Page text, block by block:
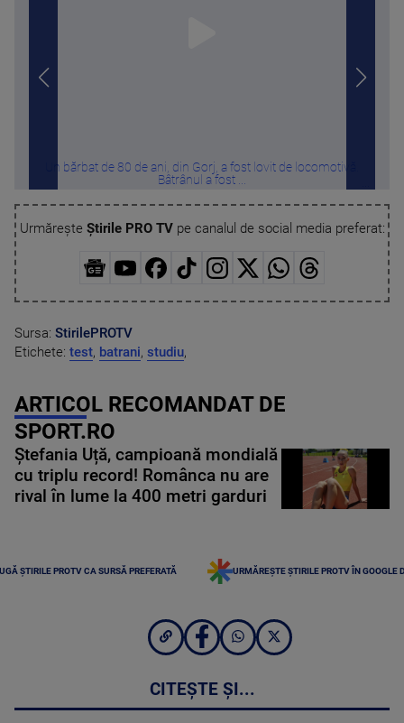
Un bărbat de 80 de ani, din Gorj, a fost lovit de locomotivă.
Bâtrânul a fost ...
Urmărește Știrile PRO TVpe canalul de social media preferat:
Sursa: StirilePROTV
Etichete: test, batrani, studiu,
ARTICOL RECOMANDAT DE
SPORT.RO
Ștefania Uță, campioană mondială
cu triplu record! Românca nu are
rival în lume la 400 metri garduri
ȘTIRILE PROTV CA SURSĂ PREFERATĂ URMĂREȘTE ȘTIRILE PROTV ÎN GOOGLE
CITEȘTE ȘI...